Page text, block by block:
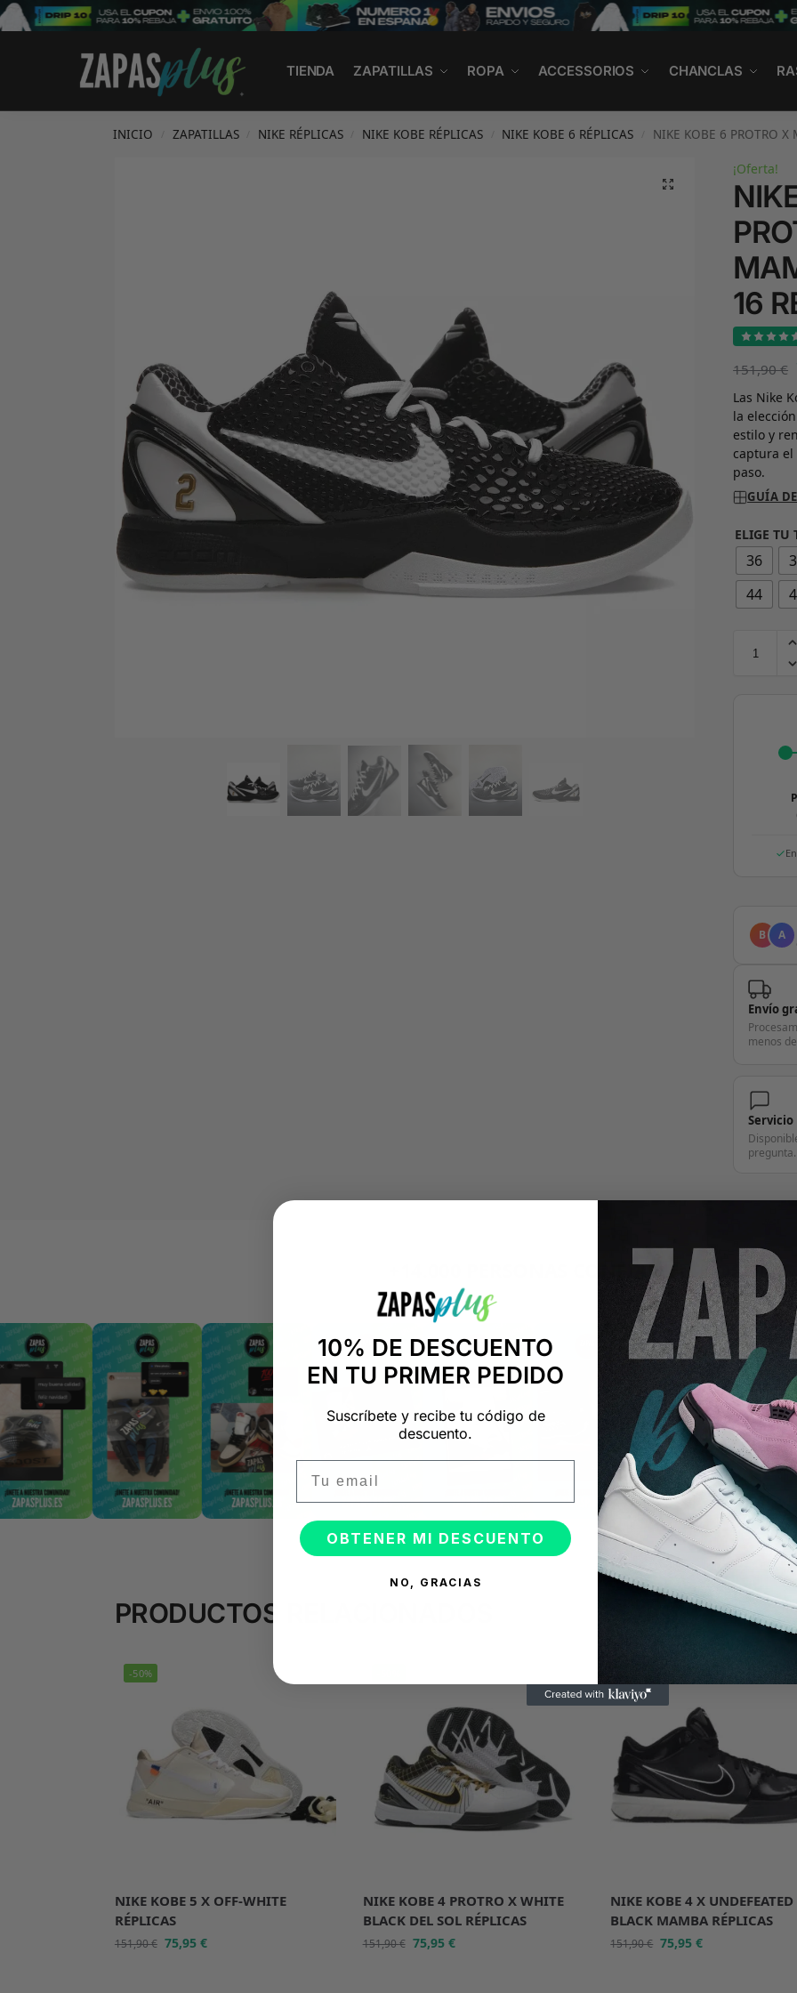
TIENDA ZAPATILLAS ROPA ACCESSORIOS CHANCLAS
Search
INICIO ZAPATILLAS NIKE RÉPLICAS NIKE KOBE RÉPLICAS NIKE KOBE 6 RÉPLICAS NIKE KOBE 6 PROTRO X
¡Oferta!
16
151,90€
Las Nike
la
estilo y
captura
paso.
GUÍA
ELIGE TU
36
44
B A
Envío
menos
Servicio
pregunta.
+14.000 PERSONAS CONFÍAN EN
"Consulta nuestras reseñas y compruébalo tú mismo"
PRODUCTOS RELACIONADOS
-50%
NIKE KOBE 5 X OFF-WHITE
RÉPLICAS
151,90€ 75,95 €
NIKE KOBE 4 PROTRO X WHITE
BLACK DEL SOL RÉPLICAS
151,90€ 75,95 €
NIKE KOBE 4 X UNDEFEATED
BLACK MAMBA RÉPLICAS
151,90€ 75,95€
10% DE DESCUENTO
EN TU PRIMER PEDIDO
Suscríbete y recibe tu código de
descuento.
OBTENER MI DESCUENTO
NO, GRACIAS